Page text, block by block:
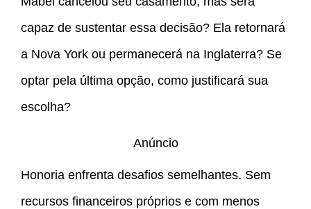
capaz de sustentar essa decisão? Ela retornará
a Nova York ou permanecerá na Inglaterra? Se
optar pela última opção, como justificará sua
escolha?
Anúncio
Honoria enfrenta desafios semelhantes. Sem
recursos financeiros próprios e com menos